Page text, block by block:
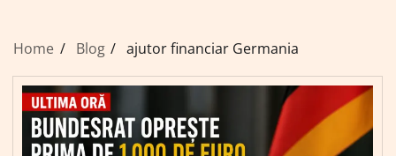
Home Blog ajutor financiar Germania